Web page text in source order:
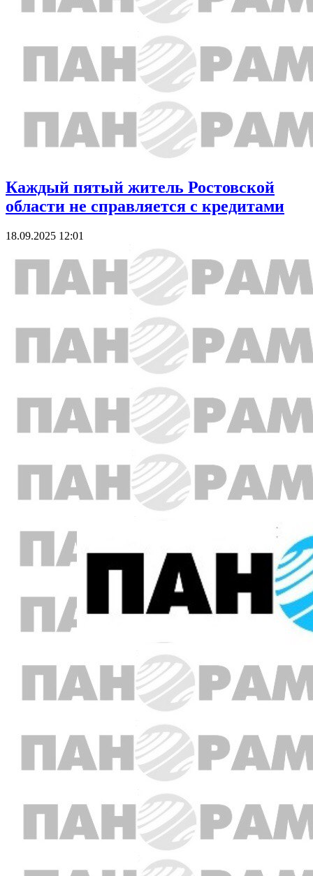
Каждый пятый житель Ростовской
области не справляется с кредитами
18.09.2025 12:01